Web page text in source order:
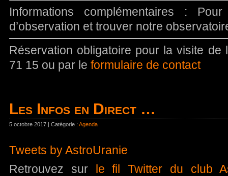
Informations complémentaires :
d’observation et trouver notre
Réservation obligatoire pour la visite de
71 15 ou par le formulaire de contact
Les Infos en Direct …
5 octobre 2017 | Catégorie : Agenda
Tweets by AstroUranie
Retrouvez sur le fil Twitter du club